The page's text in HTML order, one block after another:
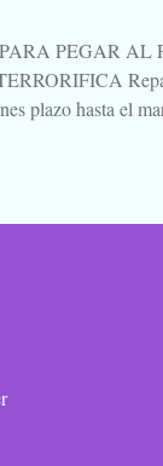
PEGAR AL
plazo hasta el
dejando un
Compaña se